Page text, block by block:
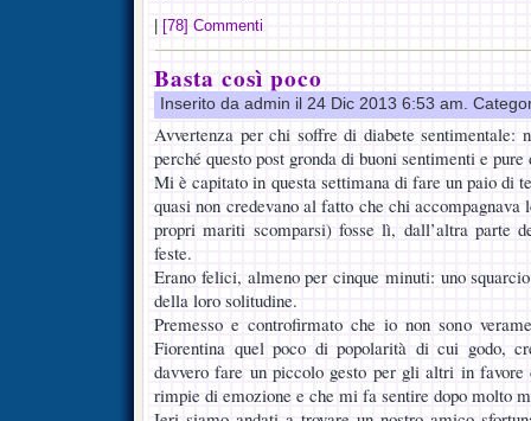
[78] Commenti
Basta così poco
Inserito da admin il 24 Dic 2013 6:53 am.
Avvertenza per chi soffre di diabete sentimentale:
perché questo post gronda di buoni sentimenti e
Mi è capitato in questa settimana di fare un paio di
quasi non credevano al fatto che chi
propri mariti scomparsi) fosse lì, dall’altra parte
feste.
Erano felici, almeno per cinque minuti: uno
della loro solitudine.
Premesso e controfirmato che io non sono
Fiorentina quel poco di popolarità di cui godo,
davvero fare un piccolo gesto per gli altri in
rimpie di emozione e che mi fa sentire dopo molto